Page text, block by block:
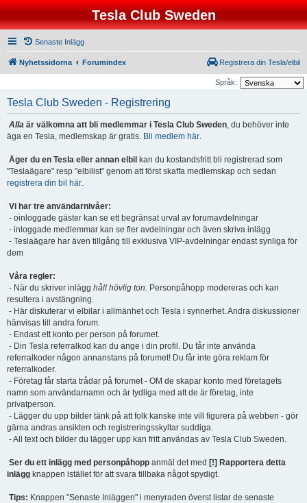
Tesla Club Sweden
Senaste Inlägg
Nyhetssidorna Forumindex Registrera din Tesla/elbil
Språk:
Tesla Club Sweden - Registrering
Alla är välkomna att bli medlemmar i Tesla Club Sweden, du behöver inte
äga en Tesla, medlemskap är gratis. Bli medlem här.
Äger du en Tesla eller annan elbil kan du kostandsfritt bli registrerad som
"Teslaägare" resp "elbilist" genom att först skaffa medlemskap och sedan
registrera din bil här.
Vi har tre användarnivåer:
- oinloggade gäster kan se ett begränsat urval av forumavdelningar
- inloggade medlemmar kan se fler avdelningar och även skriva inlägg
- Teslaägare har även tillgång till exklusiva VIP-avdelningar endast synliga för
dem
Våra regler:
- När du skriver inlägg håll hövlig ton. Personpåhopp modereras och kan
resultera i avstängning.
- Här diskuterar vi elbilar i allmänhet och Tesla i synnerhet. Andra diskussioner
hänvisas till andra forum.
- Endast ett konto per person på forumet.
- Din Tesla referralkod kan du ange i din profil. Du får inte använda
referralkoder någon annanstans på forumet! Du får inte göra reklam för
referralkoder.
- Företag får starta trådar på forumet - OM de skapar konto med företagets
namn som användarnamn och är tydliga med att de är företag, inte
privatperson.
- Lägger du upp bilder tänk på att folk kanske inte vill figurera på webben - gör
gärna andras ansikten och registreringsskyltar suddiga.
- All text och bilder du lägger upp kan fritt användas av Tesla Club Sweden.
Ser du ett inlägg med personpåhopp anmäl det med [!] Rapportera detta
inlägg knappen istället för att svara tillbaka något spydigt.
Tips: Knappen "Senaste Inläggen" i menyraden överst listar de senaste